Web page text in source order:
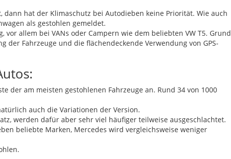
hat der Klimaschutz bei Autodieben keine Priorität. Wie auch
als gestohlen gemeldet.
vor allem bei VANs oder Campern wie dem beliebten VW T5. Grund
der Fahrzeuge und die flächendeckende Verwendung von GPS-
der am meisten gestohlenen Fahrzeuge an. Rund 34 von 1000
auch die Variationen der Version.
werden dafür aber sehr viel häufiger teilweise ausgeschlachtet.
beliebte Marken, Mercedes wird vergleichsweise weniger
Kontakt